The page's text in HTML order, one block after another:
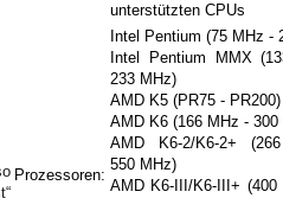
unterstützten CPUs
Prozessoren:
Intel Pentium (75 MHz -
Intel
Pentium MMX
233 MHz)
AMD K5 (PR75 - PR200)
AMD K6 (166 MHz - 300
AMD
K6-2/K6-2+
550 MHz)
AMD K6-III/K6-III+ (400